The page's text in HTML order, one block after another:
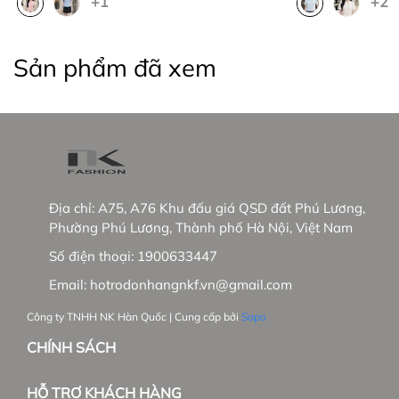
+ Đối với sản phẩm thanh lý trên 50% (hàng xả),
- Giao hàng trên toàn quốc, nhận hàng trả tiền
❤ NK FASHION – TÔN VINH PHONG CÁCH VIỆT
Thương hiệu thời trang công sở từ 2013
- Sáng lập bởi Ông LEE YUN HYEONG đến từ Hàn
Nam
- Sau gần 10 năm hoạt động công ty đã có:
Sản phẩm đã xem
Địa chỉ: A75, A76 Khu đấu giá QSD đất Phú Lương,
Phường Phú Lương, Thành phố Hà Nội, Việt Nam
Số điện thoại: 1900633447
Email: hotrodonhangnkf.vn@gmail.com
Công ty TNHH NK Hàn Quốc | Cung cấp bởi Sapo
CHÍNH SÁCH
HỖ TRỢ KHÁCH HÀNG